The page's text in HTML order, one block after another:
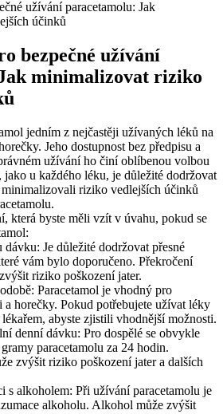
bezpečné užívání
minimalizovat riziko
jedním z nejčastěji užívaných léků na
Jeho dostupnost bez předpisu a
užívání ho činí oblíbenou volbou
u každého léku, je důležité dodržovat
riziko vedlejších účinků
která byste měli vzít v úvahu, pokud se
dávku: Je důležité dodržovat přesné
vám bylo doporučeno. Překročení
riziko poškození jater.
Paracetamol je vhodný pro
a horečky. Pokud potřebujete užívat léky
abyste zjistili vhodnější možnosti.
denní dávku: Pro dospělé se obvykle
paracetamolu za 24 hodin.
zvýšit riziko poškození jater a dalších
s alkoholem: Při užívání paracetamolu je
alkoholu. Alkohol může zvýšit